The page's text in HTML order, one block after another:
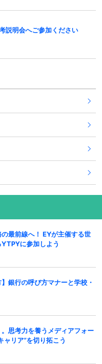
説明会へご参加ください
の最前線へ！ EYが主催する世
に参加しよう
銀行の呼び方マナーと学校・
。思考力を養うメディアフォー
ャリア”を切り拓こう